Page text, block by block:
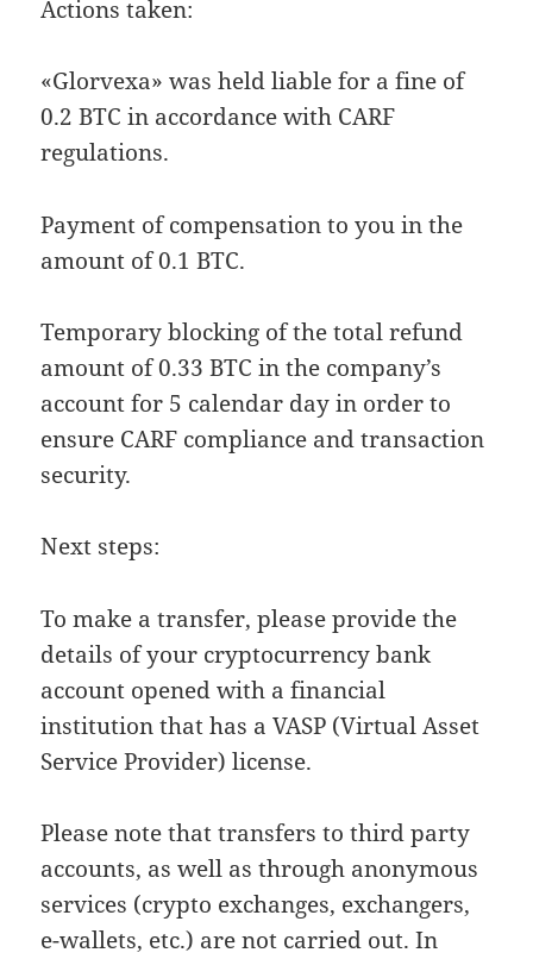
Actions taken:
«Glorvexa» was held liable for a fine of
0.2 BTC in accordance with CARF
regulations.
Payment of compensation to you in the
amount of 0.1 BTC.
Temporary blocking of the total refund
amount of 0.33 BTC in the company’s
account for 5 calendar day in order to
ensure CARF compliance and transaction
security.
Next steps:
To make a transfer, please provide the
details of your cryptocurrency bank
account opened with a financial
institution that has a VASP (Virtual Asset
Service Provider) license.
Please note that transfers to third party
accounts, as well as through anonymous
services (crypto exchanges, exchangers,
e-wallets, etc.) are not carried out. In